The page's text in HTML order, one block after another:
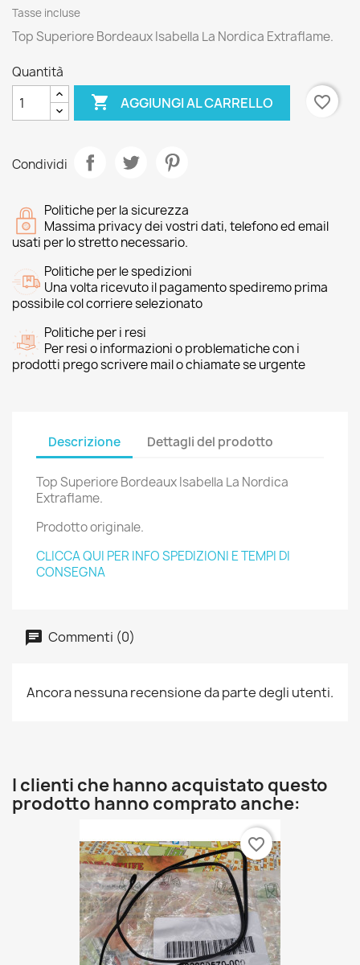
Tasse incluse
Top Superiore Bordeaux Isabella La Nordica Extraflame.
Quantità
 AGGIUNGI AL CARRELLO favorite_border
Condividi
Politiche per la sicurezza
Massima privacy dei vostri dati, telefono ed email
usati per lo stretto necessario.
Politiche per le spedizioni
Una volta ricevuto il pagamento spediremo prima
possibile col corriere selezionato
Politiche per i resi
Per resi o informazioni o problematiche con i
prodotti prego scrivere mail o chiamate se urgente
Descrizione Dettagli del prodotto
Top Superiore Bordeaux Isabella La Nordica
Extraflame.
Prodotto originale.
CLICCA QUI PER INFO SPEDIZIONI E TEMPI DI
CONSEGNA
Commenti (0)
Ancora nessuna recensione da parte degli utenti.
I clienti che hanno acquistato questo
prodotto hanno comprato anche:
favorite_border